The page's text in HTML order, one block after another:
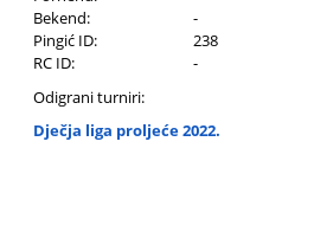
Bekend:
-
Pingić ID:
238
RC ID:
-
Odigrani turniri:
Dječja liga proljeće 2022.